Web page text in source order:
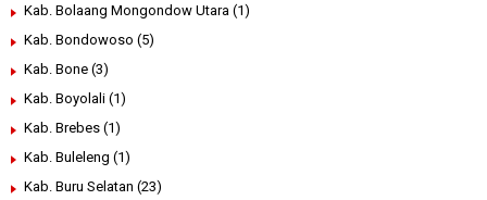
Kab. Bolaang Mongondow Utara (1)
Kab. Bondowoso (5)
Kab. Bone (3)
Kab. Boyolali (1)
Kab. Brebes (1)
Kab. Buleleng (1)
Kab. Buru Selatan (23)